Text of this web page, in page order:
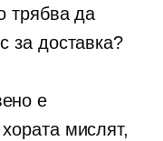
трябва да
за доставка?
е
мислят,